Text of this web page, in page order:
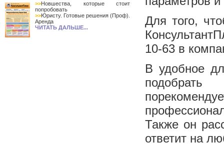
>>Новшества, которые стоит
попробовать
>>Юристу. Готовые решения (Проф).
Аренда
ЧИТАТЬ ДАЛЬШЕ...
Для того,
10-63 в
В удобное
Также он
ответит на